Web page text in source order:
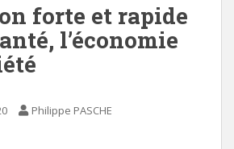
forte et rapide
l’économie
Philippe PASCHE